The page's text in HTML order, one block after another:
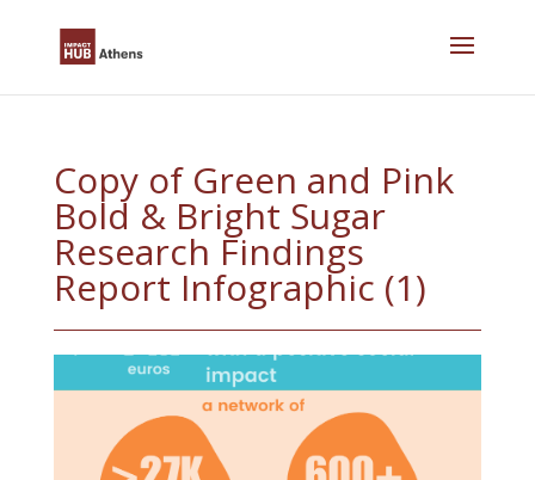
Copy of Green and Pink
Bold & Bright Sugar
Research Findings
Report Infographic (1)